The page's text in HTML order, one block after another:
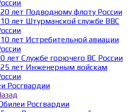
лет Подводному флоту России
лет Штурманской службе ВВС
лет Истребительной авиации
лет Службе горючего ВС России
лет Инженерным войскам
Росгвардии
Росгвардии